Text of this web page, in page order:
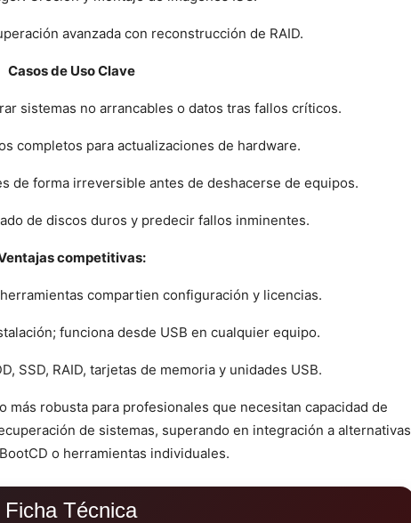
avanzada con reconstrucción de RAID.
Casos de Uso Clave
sistemas no arrancables o datos tras fallos críticos.
completos para actualizaciones de hardware.
de forma irreversible antes de deshacerse de equipos.
de discos duros y predecir fallos inminentes.
competitivas:
compartien configuración y licencias.
funciona desde USB en cualquier equipo.
SSD, RAID, tarjetas de memoria y unidades USB.
robusta para profesionales que necesitan capacidad de
de sistemas, superando en integración a alternativas
o herramientas individuales.
Ficha Técnica